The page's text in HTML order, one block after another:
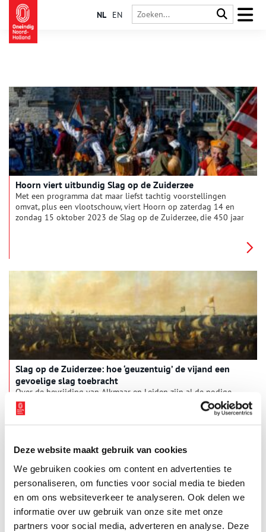
Deze website maakt gebruik van cookies
We gebruiken cookies om content en advertenties te
personaliseren, om functies voor social media te bieden
en om ons websiteverkeer te analyseren. Ook delen we
informatie over uw gebruik van onze site met onze
partners voor social media, adverteren en analyse. Deze
NL EN
Hoorn viert uitbundig Slag op de Zuiderzee
Met een programma dat maar liefst tachtig voorstellingen
omvat, plus een vlootschouw, viert Hoorn op zaterdag 14 en
zondag 15 oktober 2023 de Slag op de Zuiderzee, die 450 jaar
Slag op de Zuiderzee: hoe ‘geuzentuig’ de vijand een
gevoelige slag toebracht
Over de bevrijding van Alkmaar en Leiden zijn al de nodige
boeken geschreven, maar de Slag op de Zuiderzee, die voor
een ommekeer zorgde in de strijd tegen het Spaanse juk, kwam
er tot nu toe bekaaid vanaf. De publicatie van een nieuw boek
drie.